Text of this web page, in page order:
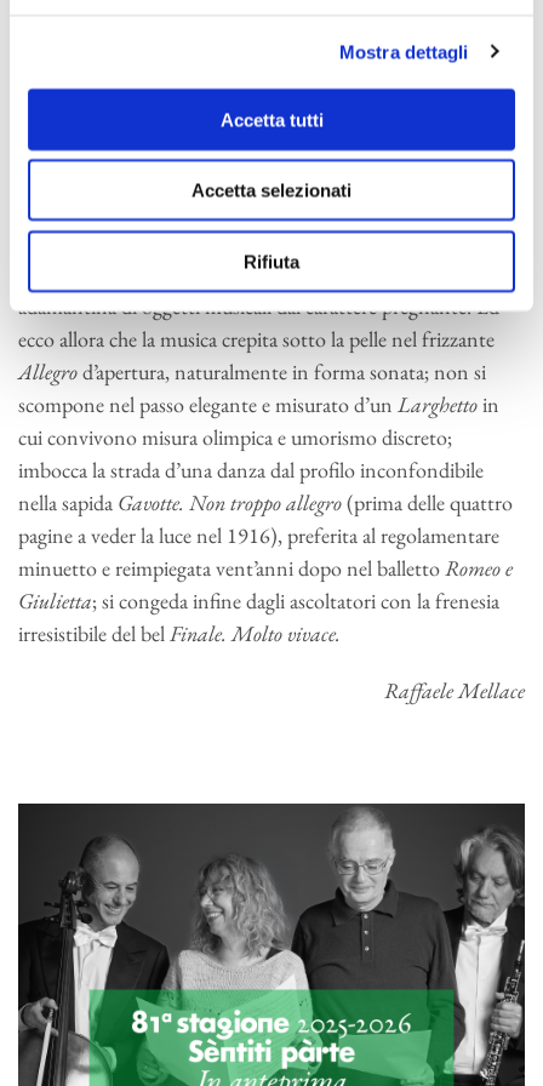
Mostra dettagli
Accetta tutti
Accetta selezionati
Rifiuta
all’orientamento estetico neoclassico, nulla tradisce dei
una sinfonia di Haydn al quadrato: si badi, non una parodia,
cioè un falso, bensì la restituzione del sereno orizzonte
immedesimazione negli ideali estetici del classicismo
viennese. Il miracolo di idee tradotte nella nettezza
adamantina di oggetti musicali dal carattere pregnante. Ed
ecco allora che la musica crepita sotto la pelle nel frizzante
Allegrod’apertura, naturalmente in forma sonata; non si
scompone nel passo elegante e misurato d’un Larghettoin
cui convivono misura olimpica e umorismo discreto;
imbocca la strada d’una danza dal profilo inconfondibile
nella sapida Gavotte. Non troppo allegro(prima delle quattro
pagine a veder la luce nel 1916), preferita al regolamentare
minuetto e reimpiegata vent’anni dopo nel ballettoRomeo e
Giulietta; si congeda infine dagli ascoltatori con la frenesia
irresistibile del belFinale. Molto vivace.
Raffaele Mellace